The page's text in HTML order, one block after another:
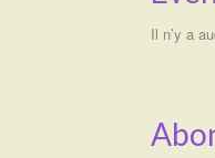
Il n’y a